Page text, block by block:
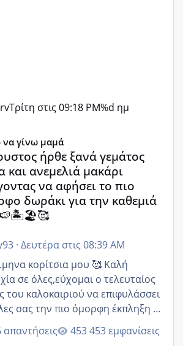
Τρίτη στις 09:18 PM%d ημ
γεμάτος γέλια και ανεμελιά
γίνω μαμά
ήρθε ξανά γεμάτος
και ανεμελιά μακάρι
να αφήσει το πιο
δωράκι για την καθεμιά
· Δευτέρα στις 08:39 AM
κορίτσια μου 🥰 Καλή
σε όλες,εύχομαι ο τελευταίος
του καλοκαιριού να επιφυλάσσει
σας την πιο όμορφη έκπληξη 🧿
@Melikara86 @Παρασκευαιδου
z @melitiniღ @Christi.D.
απαντήσεις 453 εμφανίσεις